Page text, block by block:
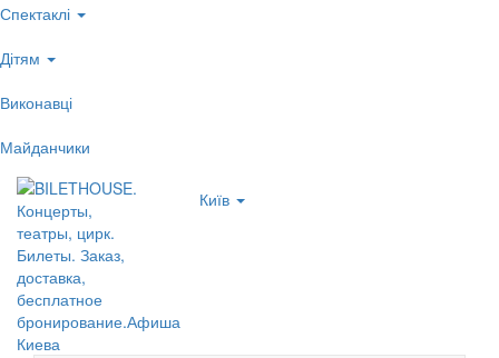
Спектаклі
Дітям
Виконавці
Майданчики
Київ